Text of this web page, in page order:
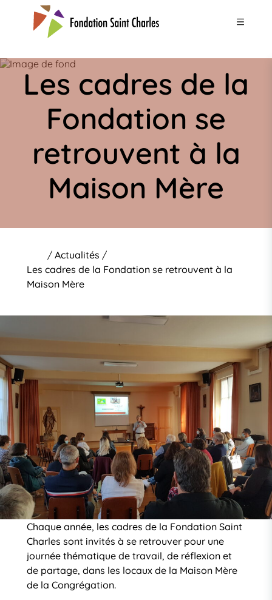
Les cadres de la
Fondation se
retrouvent à la
Maison Mère
/ Actualités /
Les cadres de la Fondation se retrouvent à la
Maison Mère
Chaque année, les cadres de la Fondation Saint
Charles sont invités à se retrouver pour une
journée thématique de travail, de réflexion et
de partage, dans les locaux de la Maison Mère
de la Congrégation.
Panneau de gestion des cookies